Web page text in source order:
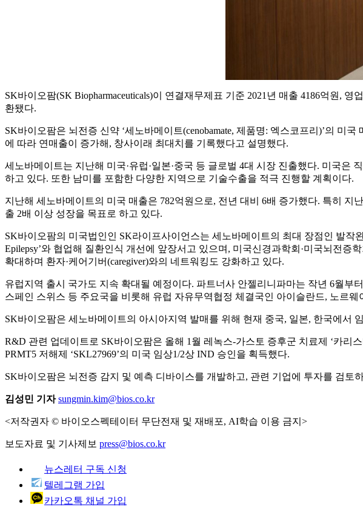
SK바이오팜(SK Biopharmaceuticals)이 연결재무제표 기준 2021년 매출 4186억원,
환됐다.
SK바이오팜은 뇌전증 신약 ‘세노바메이트(cenobamate, 제품명: 엑스코프리)’의
에 따라 연매출이 증가해, 창사이래 최대치를 기록했다고 설명했다.
세노바메이트는 지난해 미국·유럽·일본·중국 등 글로벌 4대 시장 진출했다. 미국
하고 있다. 또한 남미를 포함한 다양한 지역으로 기술수출을 적극 진행할 계획이다.
지난해 세노바메이트의 미국 매출은 782억원으로, 전년 대비 6배 증가했다. 특히
출 2배 이상 성장을 목표로 하고 있다.
SK바이오팜의 미국법인인 SK라이프사이언스는 세노바메이트의 최대 장점인 발
Epilepsy’와 협업해 질환인식 개선에 앞장서고 있으며, 미국신경과학회·미국뇌전
확대하며 환자·케어기버(caregiver)와의 네트워킹도 강화하고 있다.
유럽지역 출시 국가도 지속 확대될 예정이다. 파트너사 안젤리니파마는 작년 6월
스페인 스위스 등 주요국을 비롯해 유럽 자유무역협정 체결국인 아이슬란드, 노르
SK바이오팜은 세노바메이트의 아시아지역 발매를 위해 현재 중국, 일본, 한국에서
R&D 관련 업데이트로 SK바이오팜은 올해 1월 레녹스-가스토 증후군 치료제 ‘카리
PRMT5 저해제 ‘SKL27969’의 미국 임상1/2상 IND 승인을 획득했다.
SK바이오팜은 뇌전증 감지 및 예측 디바이스를 개발하고, 관련 기업에 투자를 검토
김성민 기자 sungmin.kim@bios.co.kr
<저작권자 © 바이오스펙테이터 무단전재 및 재배포, AI학습 이용 금지>
보도자료 및 기사제보 press@bios.co.kr
뉴스레터 구독 신청
텔레그램 가입
카카오톡 채널 가입